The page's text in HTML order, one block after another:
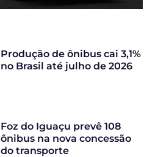
Produção de ônibus cai 3,1%
no Brasil até julho de 2026
Foz do Iguaçu prevê 108
ônibus na nova concessão
do transporte